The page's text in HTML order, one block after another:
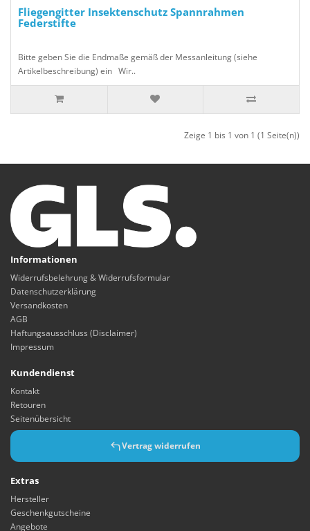
Fliegengitter Insektenschutz Spannrahmen
Federstifte
Bitte geben Sie die Endmaße gemäß der Messanleitung (siehe
Artikelbeschreibung) ein Wir..
Zeige 1 bis 1 von 1 (1 Seite(n))
Informationen
Widerrufsbelehrung & Widerrufsformular
Datenschutzerklärung
Versandkosten
AGB
Haftungsausschluss (Disclaimer)
Impressum
Kundendienst
Kontakt
Retouren
Seitenübersicht
Vertrag widerrufen
Extras
Hersteller
Geschenkgutscheine
Angebote